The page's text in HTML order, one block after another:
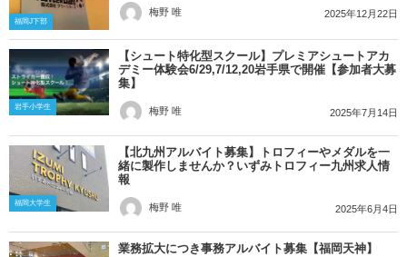
福岡J下部
梅野 唯 2025年12月22日
岩手小学生
【シュート特化型スクール】プレミアシュートアカ
デミー体験会6/29,7/12,20岩手県で開催【参加者大募
集】
梅野 唯 2025年7月14日
福岡大学生
【北九州アルバイト募集】トロフィーやメダルを一
緒に製作しませんか？いずみトロフィー九州求人情
報
梅野 唯 2025年6月4日
業務拡大につき事務アルバイト募集【福岡天神】